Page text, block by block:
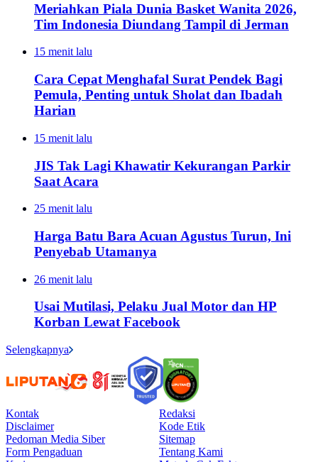
Meriahkan Piala Dunia Basket Wanita 2026,
Tim Indonesia Diundang Tampil di Jerman
15 menit lalu
Cara Cepat Menghafal Surat Pendek Bagi
Pemula, Penting untuk Sholat dan Ibadah
Harian
15 menit lalu
JIS Tak Lagi Khawatir Kekurangan Parkir
Saat Acara
25 menit lalu
Harga Batu Bara Acuan Agustus Turun, Ini
Penyebab Utamanya
26 menit lalu
Usai Mutilasi, Pelaku Jual Motor dan HP
Korban Lewat Facebook
Selengkapnya
Kontak
Redaksi
Disclaimer
Kode Etik
Pedoman Media Siber
Sitemap
Form Pengaduan
Tentang Kami